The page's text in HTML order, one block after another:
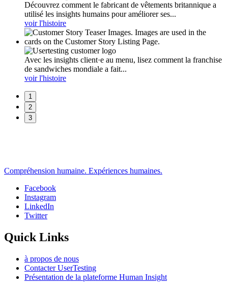
Découvrez comment le fabricant de vêtements britannique a
utilisé les insights humains pour améliorer ses...
voir l'histoire
Avec les insights client·e au menu, lisez comment la franchise
de sandwiches mondiale a fait...
voir l'histoire
1
2
3
Compréhension humaine. Expériences humaines.
Social
Facebook
Instagram
LinkedIn
Twitter
Quick Links
à propos de nous
Contacter UserTesting
Présentation de la plateforme Human Insight